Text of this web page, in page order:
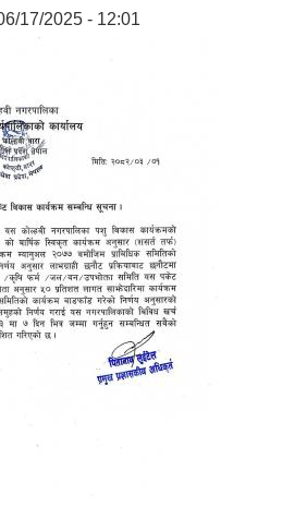
17/2025 - 12:01